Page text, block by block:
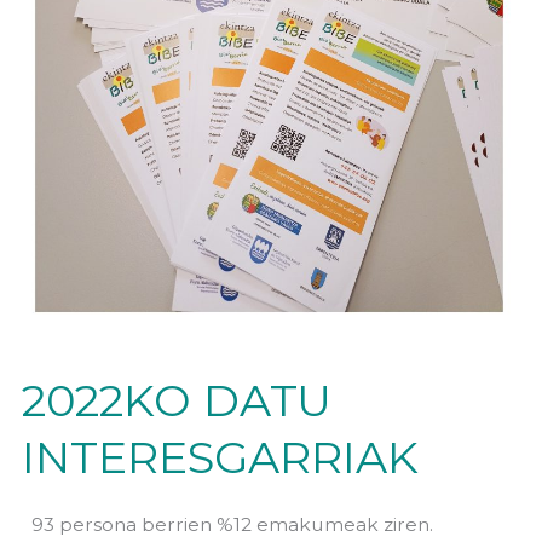
2022KO DATU
INTERESGARRIAK
93 persona berrien %12 emakumeak ziren.